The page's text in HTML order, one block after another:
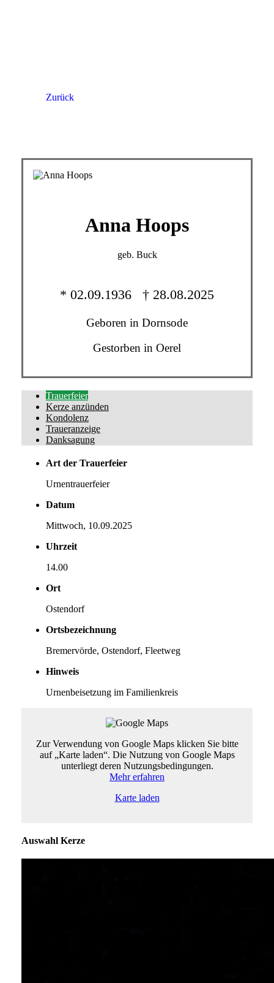
Zurück
Anna Hoops
geb. Buck
* 02.09.1936 † 28.08.2025
Geboren in Dornsode
Gestorben in Oerel
Trauer­feier
Kerze anzünden
Kondo­lenz
Trauer­anzeige
Dank­sagung
Art der Trauerfeier
Urnentrauerfeier
Datum
Mittwoch, 10.09.2025
Uhrzeit
14.00
Ort
Ostendorf
Ortsbezeichnung
Bremervörde, Ostendorf, Fleetweg
Hinweis
Urnenbeisetzung im Familienkreis
Zur Verwendung von Google Maps klicken Sie bitte
auf „Karte laden“. Die Nutzung von Google Maps
unterliegt deren Nutzungsbedingungen.
Mehr erfahren
Karte laden
Auswahl Kerze